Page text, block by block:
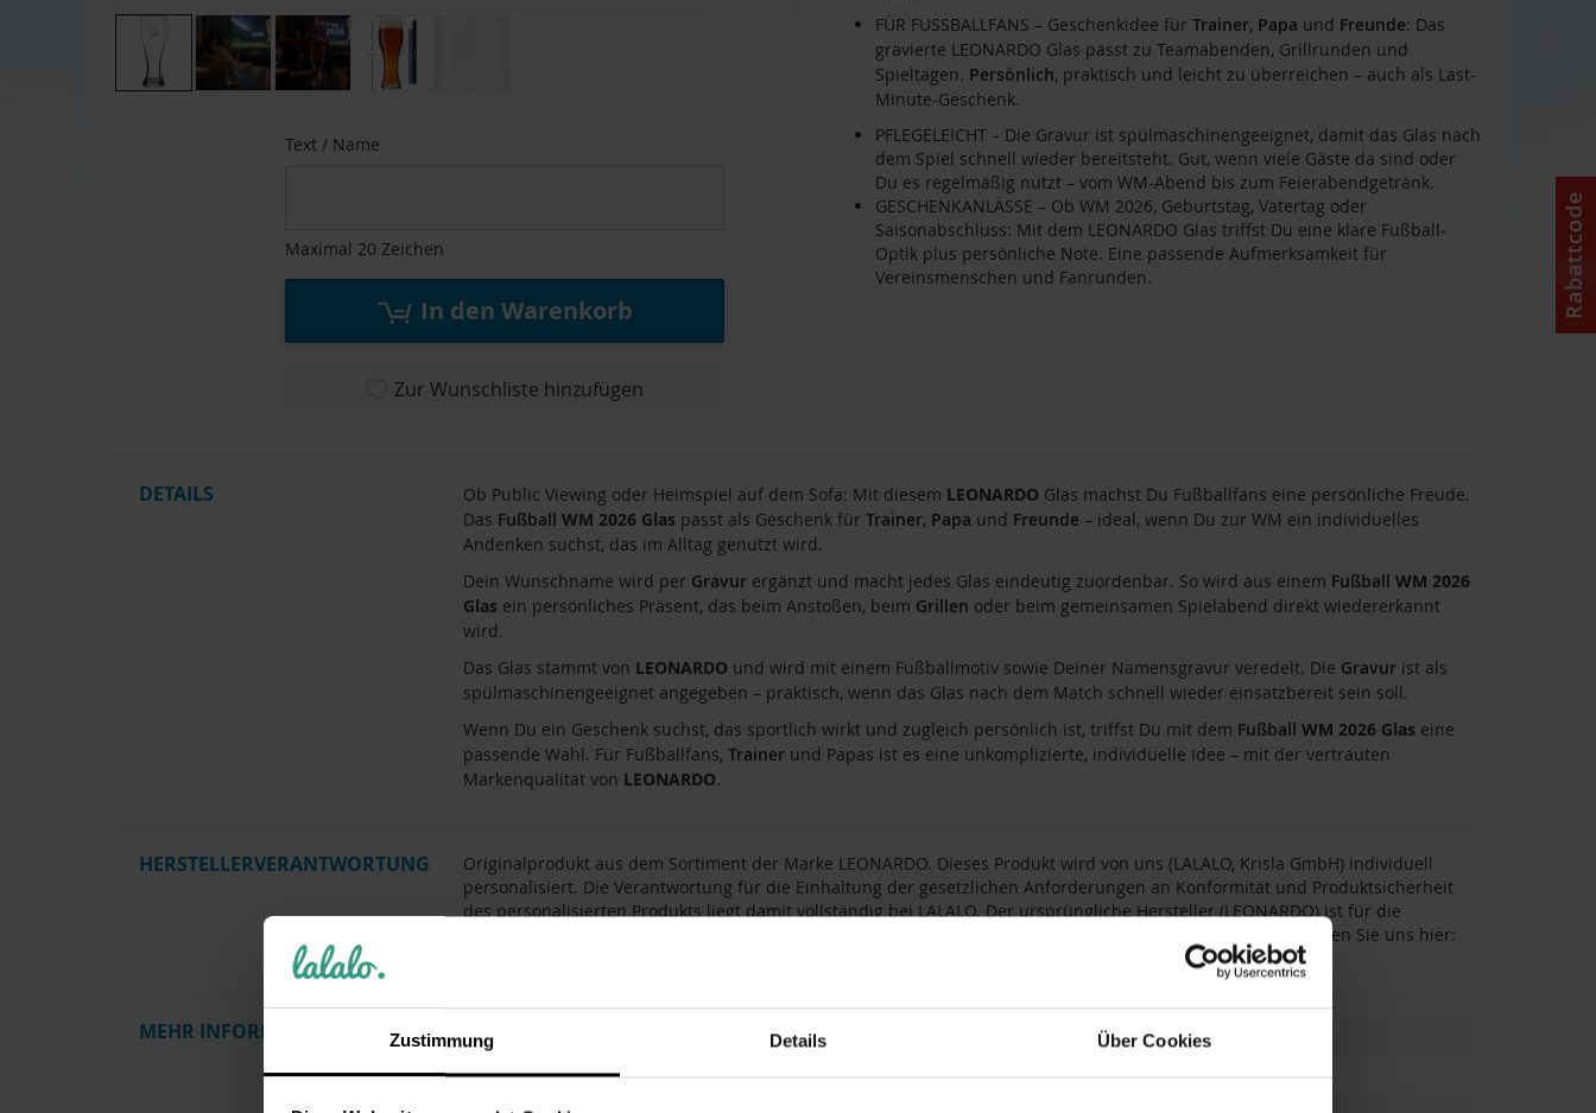
Zustimmung Details Über Cookies
FÜR FUSSBALLFANS – Geschenkidee für Trainer, Papa und Freunde: Das
gravierte LEONARDO Glas passt zu Teamabenden, Grillrunden und
Spieltagen. Persönlich, praktisch und leicht zu überreichen – auch als Last-
Minute-Geschenk.
PFLEGELEICHT – Die Gravur ist spülmaschinengeeignet, damit das Glas nach
dem Spiel schnell wieder bereitsteht. Gut, wenn viele Gäste da sind oder
Du es regelmäßig nutzt – vom WM-Abend bis zum Feierabendgetränk.
GESCHENKANLÄSSE – Ob WM 2026, Geburtstag, Vatertag oder
Saisonabschluss: Mit dem LEONARDO Glas triffst Du eine klare Fußball-
Optik plus persönliche Note. Eine passende Aufmerksamkeit für
Vereinsmenschen und Fanrunden.
Text / Name
Maximal 20 Zeichen
In den Warenkorb
Zur Wunschliste hinzufügen
DETAILS Ob Public Viewing oder Heimspiel auf dem Sofa: Mit diesem LEONARDO Glas machst Du Fußballfans eine persönliche Freude.
Das Fußball WM 2026 Glas passt als Geschenk für Trainer, Papa und Freunde – ideal, wenn Du zur WM ein individuelles
Andenken suchst, das im Alltag genutzt wird.
Dein Wunschname wird per Gravurergänzt und macht jedes Glas eindeutig zuordenbar. So wird aus einem Fußball WM 2026
Glas ein persönliches Präsent, das beim Anstoßen, beim Grillen oder beim gemeinsamen Spielabend direkt wiedererkannt
wird.
Das Glas stammt von LEONARDO und wird mit einem Fußballmotiv sowie Deiner Namensgravur veredelt. Die Gravurist als
spülmaschinengeeignet angegeben – praktisch, wenn das Glas nach dem Match schnell wieder einsatzbereit sein soll.
Wenn Du ein Geschenk suchst, das sportlich wirkt und zugleich persönlich ist, triffst Du mit dem Fußball WM 2026 Glas eine
passende Wahl. Für Fußballfans, Trainerund Papas ist es eine unkomplizierte, individuelle Idee – mit der vertrauten
Markenqualität von LEONARDO.
HERSTELLERVERANTWORTUNG
Originalprodukt aus dem Sortiment der Marke LEONARDO. Dieses Produkt wird von uns (LALALO, Krisla GmbH) individuell
personalisiert. Die Verantwortung für die Einhaltung der gesetzlichen Anforderungen an Konformität und Produktsicherheit
des personalisierten Produkts liegt damit vollständig bei LALALO. Der ursprüngliche Hersteller (LEONARDO) ist für die
Personalisierung und deren Auswirkungen nicht haftbar. Für Rückfragen oder weitere Informationen erreichen Sie uns hier:
MEHR INFORMATIONEN Artikelnummer
Gewicht
0.21 kg
Hersteller
Rabattcode